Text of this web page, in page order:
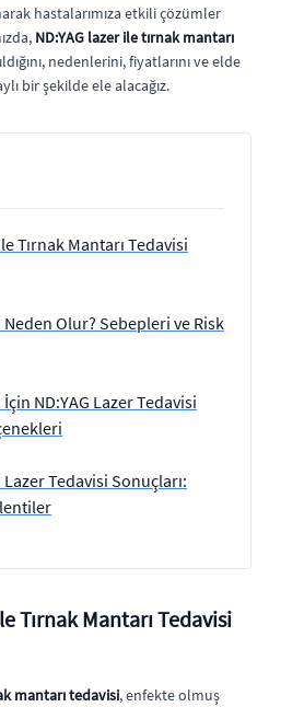
hastalarımıza etkili çözümler
ND:YAG lazer ile tırnak mantarı
nedenlerini, fiyatlarını ve elde
bir şekilde ele alacağız.
Tırnak Mantarı Tedavisi
Neden Olur? Sebepleri ve Risk
ND:YAG Lazer Tedavisi
Lazer Tedavisi Sonuçları:
Tırnak Mantarı Tedavisi
mantarı tedavisi, enfekte olmuş